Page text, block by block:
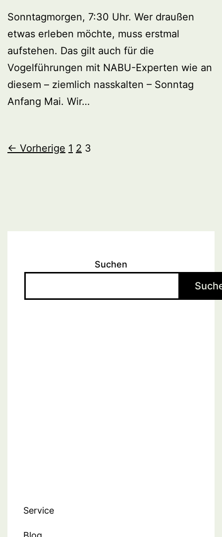
Sonntagmorgen, 7:30 Uhr. Wer draußen
etwas erleben möchte, muss erstmal
aufstehen. Das gilt auch für die
Vogelführungen mit NABU-Experten wie an
diesem – ziemlich nasskalten – Sonntag
Anfang Mai. Wir…
← Vorherige 1 2 3
Suchen
Service